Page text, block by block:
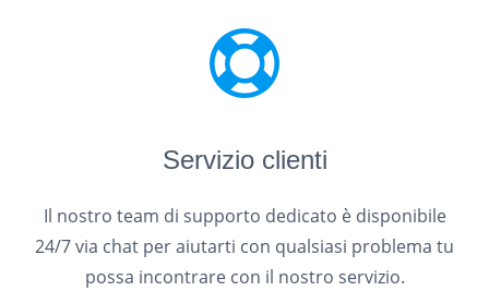
Servizio clienti
Il nostro team di supporto dedicato è disponibile
24/7 via chat per aiutarti con qualsiasi problema tu
possa incontrare con il nostro servizio.